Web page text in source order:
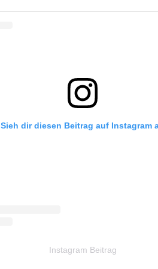
Sieh dir diesen Beitrag auf Instagram
Instagram Beitrag